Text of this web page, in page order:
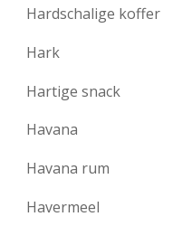
Hardschalige koffer
Hark
Hartige snack
Havana
Havana rum
Havermeel